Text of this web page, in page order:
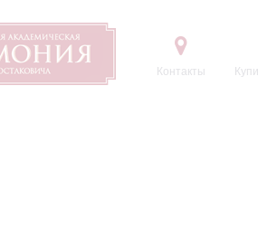
Контакты